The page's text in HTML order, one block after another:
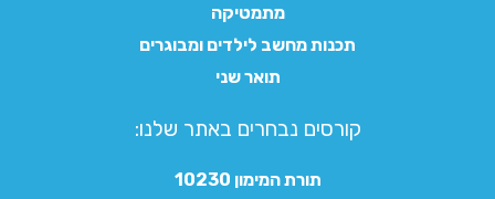
מתמטיקה
תכנות מחשב לילדים ומבוגרים
תואר שני
קורסים נבחרים באתר שלנו:​
תורת המימון 10230